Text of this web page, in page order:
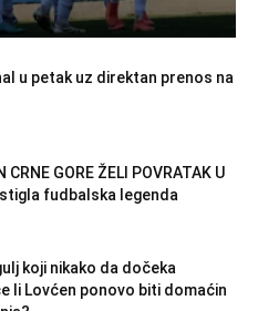
u petak uz direktan prenos na
CRNE GORE ŽELI POVRATAK U
stigla fudbalska legenda
koji nikako da dočeka
li Lovćen ponovo biti domaćin